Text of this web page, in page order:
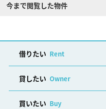
今まで閲覧した物件
借りたい Rent
貸したい Owner
買いたい Buy